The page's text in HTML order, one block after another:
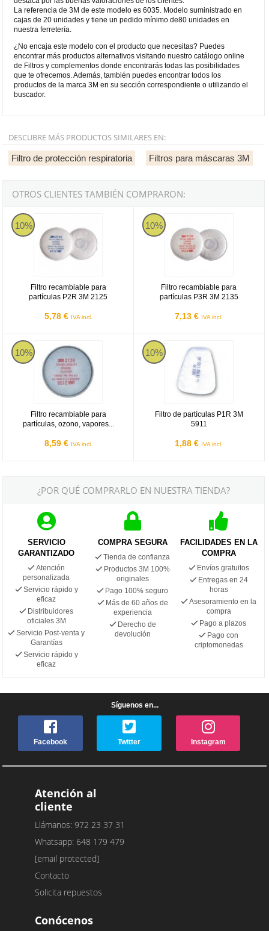
La referencia de 3M de este modelo es 6035. Modelo suministrado en
cajas de 20 unidades y tiene un pedido mínimo de80 unidades en
nuestra ferretería.
¿No encaja este modelo con el producto que necesitas? Puedes
encontrar más productos alternativos visitando nuestro catálogo online
de Filtros y complementos donde encontrarás todas las posibilidades
que te ofrecemos. Además, también puedes encontrar todos los
productos de la marca 3M en su sección correspondiente o utilizando el
buscador.
DESCUBRE MÁS PRODUCTOS SIMILARES EN:
Filtro de protección respiratoria Filtros para máscaras 3M
OTROS CLIENTES TAMBIÉN COMPRARON:
10%
Filtro recambiable para
partículas P2R 3M 2125
5,78 € IVA incl.
Filtro recambiable para partículas P2R 3M 2125
10%
Filtro recambiable para
partículas P3R 3M 2135
7,13 € IVA incl.
Filtro recambiable para partículas
10%
Filtro recambiable para
partículas, ozono, vapores...
8,59 € IVA incl.
Filtro recambiable para partículas, ozono, vapores orgánicos y
10%
Filtro de partículas P1R 3M
5911
1,88 € IVA incl.
Filtro de partículas P1R 3M 5911
¿POR QUÉ COMPRARLO EN NUESTRA TIENDA?
SERVICIO
GARANTIZADO
Atención
personalizada
Servicio rápido y
eficaz
Distribuidores
oficiales 3M
Servicio Post-venta y
Garantías
Servicio rápido y
eficaz
COMPRA SEGURA
Tienda de confianza
Productos 3M 100%
originales
Pago 100% seguro
Más de 60 años de
experiencia
Derecho de
devolución
FACILIDADES EN LA
COMPRA
Envíos gratuitos
Entregas en 24
horas
Asesoramiento en la
compra
Pago a plazos
Pago con
criptomonedas
Síguenos en...
Facebook Twitter Instagram
Atención al
cliente
Llámanos: 972 23 37 31
Whatsapp: 648 179 479
[email protected]
Contacto
Solicita repuestos
Conócenos